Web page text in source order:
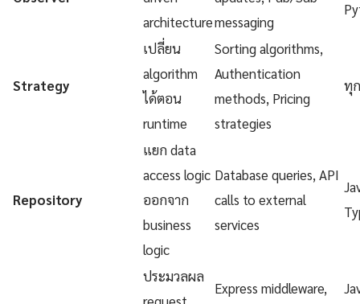
architecturemessaging
Strategy
เปลี่ยน
algorithm
ได้ตอน
runtime
Sorting algorithms,
Authentication
methods, Pricing
strategies
ทุ
Repository
แยก data
access logic
ออกจาก
business
logic
Database queries, API
calls to external
services
ประมวลผล
Express middleware,